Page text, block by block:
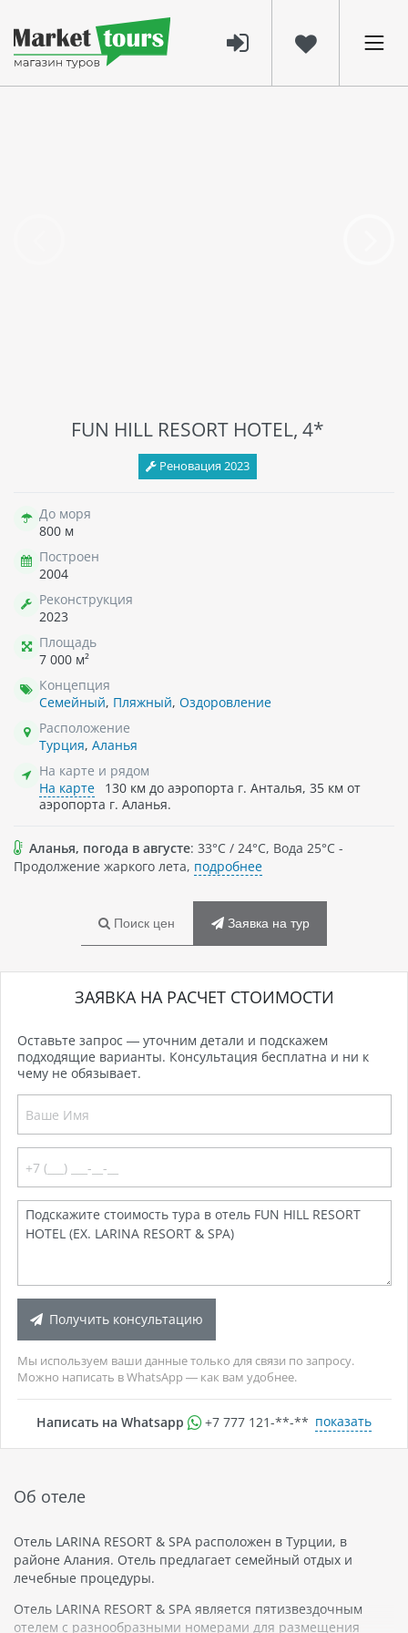
FUN HILL RESORT HOTEL, 4*
Реновация 2023
До моря
800 м
Построен
2004
Реконструкция
2023
Площадь
7 000 м²
Концепция
Семейный, Пляжный, Оздоровление
Расположение
Турция, Аланья
На карте и рядом
На карте
130 км до аэропорта г. Анталья, 35 км от
аэропорта г. Аланья.
Аланья, погода в августе: 33°C / 24°C, Вода 25°C -
Продолжение жаркого лета, подробнее
Поиск цен Заявка на тур
ЗАЯВКА НА РАСЧЕТ СТОИМОСТИ
Оставьте запрос — уточним детали и подскажем
подходящие варианты. Консультация бесплатна и ни к
чему не обязывает.
Получить консультацию
Мы используем ваши данные только для связи по запросу.
Можно написать в WhatsApp — как вам удобнее.
Написать на Whatsapp +7 777 121-**-** показать
Об отеле
Отель LARINA RESORT & SPA расположен в Турции, в
районе Алания. Отель предлагает семейный отдых и
лечебные процедуры.
Отель LARINA RESORT & SPA является пятизвездочным
отелем с разнообразными номерами для размещения